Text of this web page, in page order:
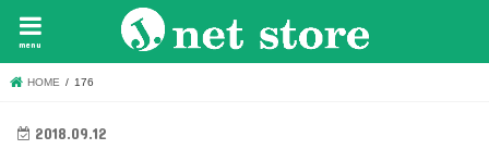
menu
HOME 176
2018.09.12